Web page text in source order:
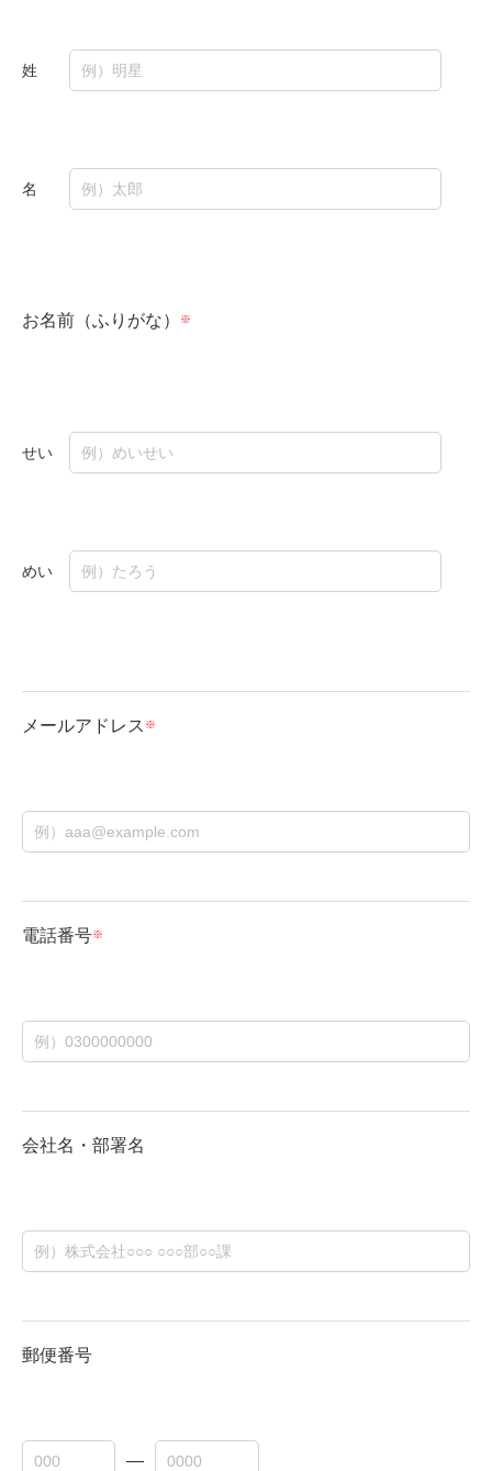
姓
名
お名前（ふりがな）
せい
めい
メールアドレス
電話番号
会社名・部署名
郵便番号
―